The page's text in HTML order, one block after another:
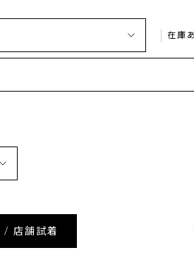
在庫
/ 店舗試着